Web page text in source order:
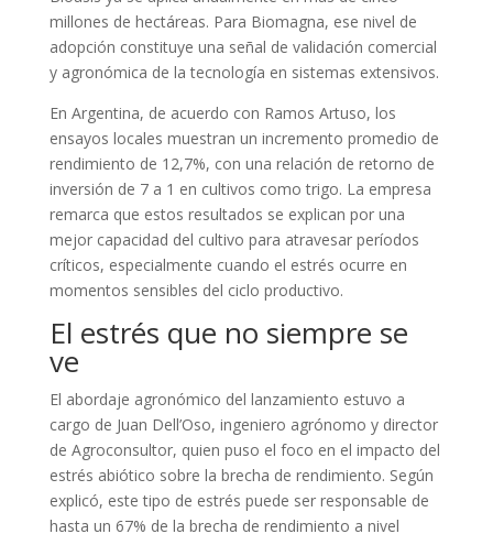
millones de hectáreas. Para Biomagna, ese nivel de
adopción constituye una señal de validación comercial
y agronómica de la tecnología en sistemas extensivos.
En Argentina, de acuerdo con Ramos Artuso, los
ensayos locales muestran un incremento promedio de
rendimiento de 12,7%, con una relación de retorno de
inversión de 7 a 1 en cultivos como trigo. La empresa
remarca que estos resultados se explican por una
mejor capacidad del cultivo para atravesar períodos
críticos, especialmente cuando el estrés ocurre en
momentos sensibles del ciclo productivo.
El estrés que no siempre se
ve
El abordaje agronómico del lanzamiento estuvo a
cargo de Juan Dell’Oso, ingeniero agrónomo y director
de Agroconsultor, quien puso el foco en el impacto del
estrés abiótico sobre la brecha de rendimiento. Según
explicó, este tipo de estrés puede ser responsable de
hasta un 67% de la brecha de rendimiento a nivel